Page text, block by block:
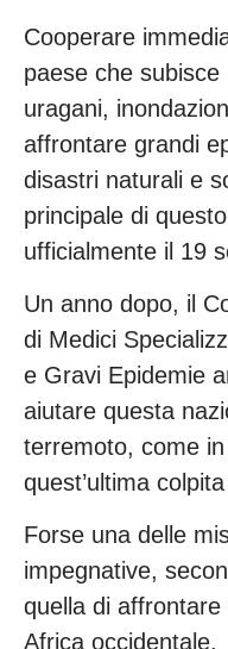
Cooperare
paese che
uragani,
affrontare grandi
disastri naturali e
principale di
ufficialmente il 19
Un anno dopo, il
di Medici
e Gravi Epidemie
aiutare questa
terremoto, come
quest’ultima
Forse una delle
impegnative,
quella di affrontare
Africa occidentale.